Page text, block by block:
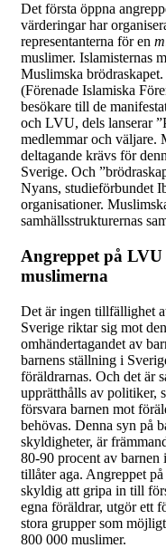
Det första öppna
värderingar har
representanterna för en
muslimer. Islamisternas
Muslimska
(Förenade Islamiska
besökare till de
och LVU, dels lanserar
medlemmar och väljare.
deltagande krävs för
Sverige. Och
Nyans, studieförbundet
organisationer.
samhällsstrukturernas
Angreppet på
muslimerna
Det är ingen tillfällighet
Sverige riktar sig mot
omhändertagandet av
barnens ställning i
föräldrarnas. Och det är
upprätthålls av politiker,
försvara barnen mot
behövas. Denna syn på
skyldigheter, är
80-90 procent av
tillåter aga. Angreppet
skyldig att gripa in till
egna föräldrar, utgör ett
stora grupper som
800 000 muslimer.